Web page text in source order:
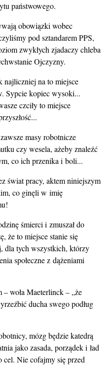
państwowego.
obowiązki wobec
pod sztandarem PPS,
zwykłych zjadaczy chleba
Ojczyzny.
na to miejsce
Sypcie kopiec wysoki...
czciły to miejsce
masy robotnicze
czy wesela, ażeby znaleźć
co ich przenika i boli...
świat pracy, aktem niniejszym
co ginęli w imię
śmierci i zmuszał do
że to miejsce stanie się
dla tych wszystkich, którzy
społeczne z dążeniami
woła Maeterlinck – „że
ducha swego podług
mózg będzie katedrą
jako zasada, porządek i ład
cel. Nie cofajmy się przed